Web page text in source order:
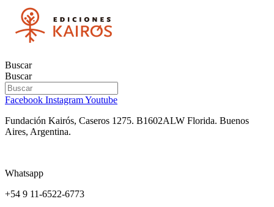
Buscar
Buscar
Facebook InstagramYoutube
Fundación Kairós, Caseros 1275. B1602ALW Florida. Buenos
Aires, Argentina.
Whatsapp
+54 9 11-6522-6773